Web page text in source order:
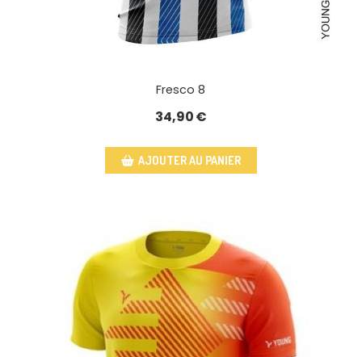
Fresco 8
34,90€
AJOUTER AU PANIER